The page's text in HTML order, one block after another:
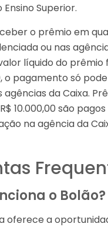
Superior.
o prêmio em
ou nas
líquido do prêmio
o pagamento só
agências da Caixa.
10.000,00 são
na agência da
o Bolão?
oferece a